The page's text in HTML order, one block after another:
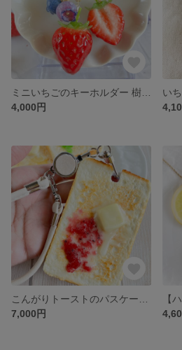
4,000円
7,000円